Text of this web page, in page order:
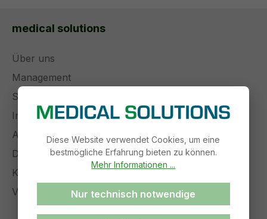
medical solutions
Über uns
Management
Stellenangebote
Impressum
AGB
Datenschutz
Kontakt
Versand und Zahlung
Diese Website verwendet Cookies, um eine
bestmögliche Erfahrung bieten zu können.
Mehr Informationen ...
Nur technisch notwendige